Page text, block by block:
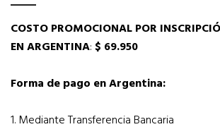
COSTO PROMOCIONAL POR
EN ARGENTINA: $ 69.950
Forma de pago en Argentina:
1. Mediante Transferencia Bancaria